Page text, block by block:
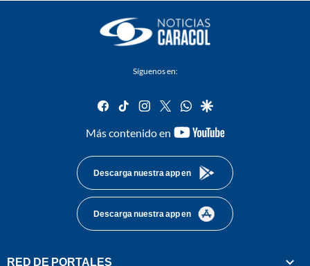
Síguenos en:
facebook
tiktok instagram
twitterwhatsapp
google
Más contenido en
youtube-
Descarga nuestra app en
Descarga nuestra app en
RED DE PORTALES